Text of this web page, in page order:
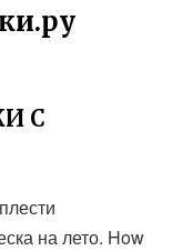
С
на лето. How